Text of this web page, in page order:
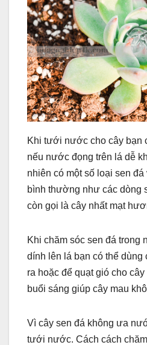
Khi tưới nước cho cây bạn
nếu nước đọng trên lá dễ
nhiên có một số loại sen
bình thường như các dòng
còn gọi là cây nhất mạt
Khi chăm sóc sen đá trong
dính lên lá bạn có thể
ra hoặc để quạt gió cho
buổi sáng giúp cây mau
Vì cây sen đá không ưa
tưới nước. Cách cách